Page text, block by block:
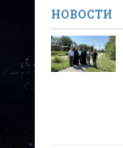
НОВОСТИ